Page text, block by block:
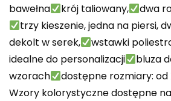
bawełna
krój taliowany,
dwa
trzy kieszenie, jedna na piersi,
dekolt w serek,
wstawki
idealne do personalizacji
bluza
wzorach
dostępne rozmiary: od
Wzory kolorystyczne dostępne